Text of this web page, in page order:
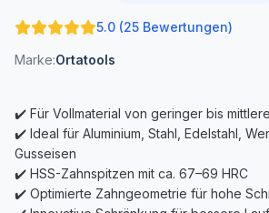
5.0 (25 Bewertungen)
Marke:Ortatools
✔️ Für Vollmaterial von geringer bis
✔️ Ideal für Aluminium, Stahl, Edelstahl,
Gusseisen
✔️ HSS-Zahnspitzen mit ca. 67–69 HRC
✔️ Optimierte Zahngeometrie für hohe